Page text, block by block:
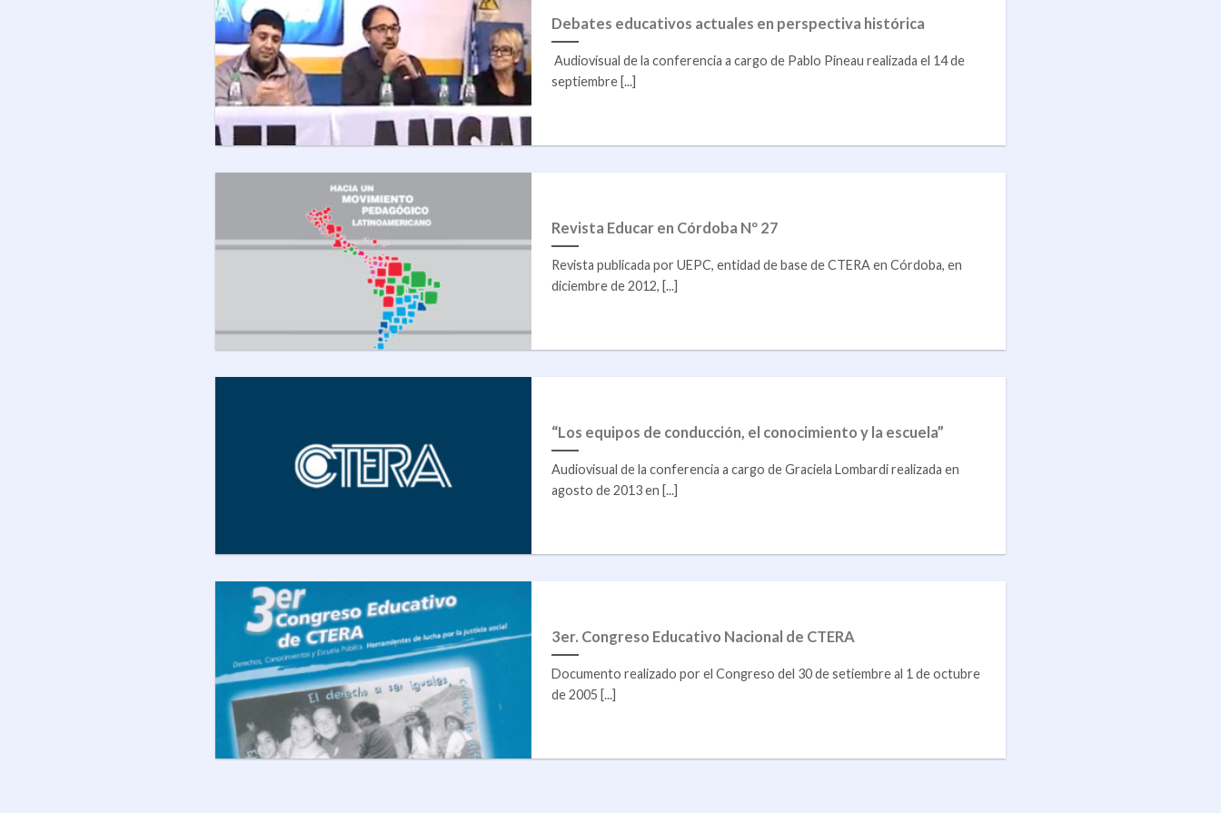
Debates educativos actuales en perspectiva histórica
Audiovisual de la conferencia a cargo de Pablo Pineau realizada el 14 de
septiembre [...]
Revista Educar en Córdoba Nº 27
Revista publicada por UEPC, entidad de base de CTERA en Córdoba, en
diciembre de 2012, [...]
“Los equipos de conducción, el conocimiento y la escuela”
Audiovisual de la conferencia a cargo de Graciela Lombardi realizada en
agosto de 2013 en [...]
3er. Congreso Educativo Nacional de CTERA
Documento realizado por el Congreso del 30 de setiembre al 1 de octubre
de 2005 [...]